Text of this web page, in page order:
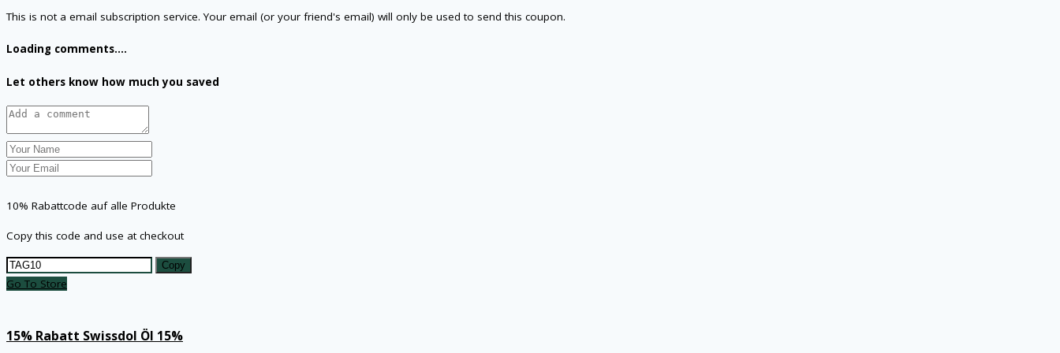
This is not a email subscription service. Your email (or your friend's email) will only be used to send this coupon.
Loading comments....
Let others know how much you saved
10% Rabattcode auf alle Produkte
Copy this code and use at checkout
Copy
Go To Store
15% Rabatt Swissdol Öl 15%